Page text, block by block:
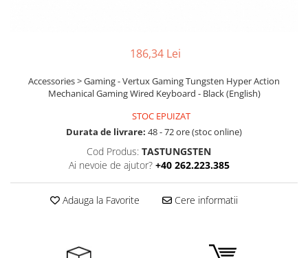
Microfoane & Casti Gaming
Scaune Gaming
Camere Web
186,34 Lei
Accessories > Gaming - Vertux Gaming Tungsten Hyper Action
Mechanical Gaming Wired Keyboard - Black (English)
STOC EPUIZAT
Durata de livrare: 48 - 72 ore (stoc online)
Cod Produs: TASTUNGSTEN
Ai nevoie de ajutor? +40 262.223.385
Adauga la Favorite Cere informatii